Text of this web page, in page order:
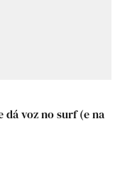
dá voz no surf (e na